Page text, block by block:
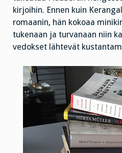
kirjoihin. Ennen kuin
romaanin, hän kokoaa
tukenaan ja turvanaan niin
vedokset lähtevät